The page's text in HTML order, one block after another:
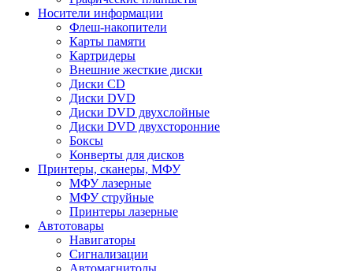
Носители информации
Флеш-накопители
Карты памяти
Картридеры
Внешние жесткие диски
Диски CD
Диски DVD
Диски DVD двухслойные
Диски DVD двухсторонние
Боксы
Конверты для дисков
Принтеры, сканеры, МФУ
МФУ лазерные
МФУ струйные
Принтеры лазерные
Автотовары
Навигаторы
Сигнализации
Автомагнитолы